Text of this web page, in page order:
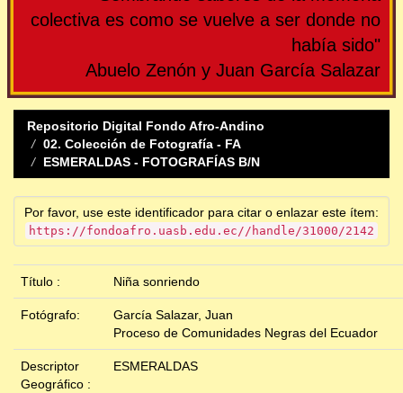
colectiva es como se vuelve a ser donde no
había sido"
Abuelo Zenón y Juan García Salazar
Repositorio Digital Fondo Afro-Andino
02. Colección de Fotografía - FA
ESMERALDAS - FOTOGRAFÍAS B/N
Por favor, use este identificador para citar o enlazar este ítem:
https://fondoafro.uasb.edu.ec//handle/31000/2142
Título : Niña sonriendo
Fotógrafo:
García Salazar, Juan
Proceso de Comunidades Negras del Ecuador
Descriptor
Geográfico :
ESMERALDAS